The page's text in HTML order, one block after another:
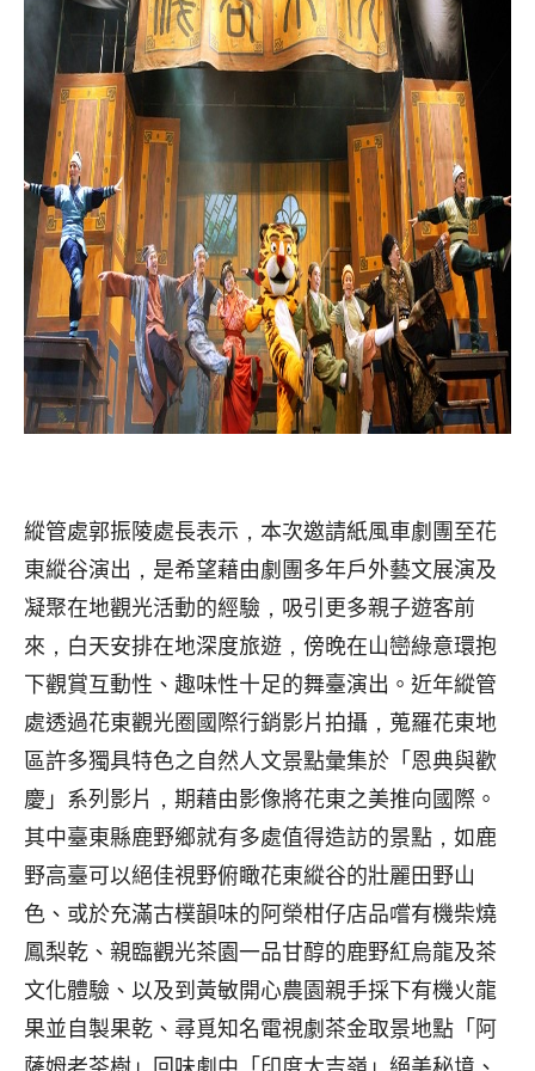
縱管處郭振陵處長表示，本次邀請紙風車劇團至花
東縱谷演出，是希望藉由劇團多年戶外藝文展演及
凝聚在地觀光活動的經驗，吸引更多親子遊客前
來，白天安排在地深度旅遊，傍晚在山巒綠意環抱
下觀賞互動性、趣味性十足的舞臺演出。近年縱管
處透過花東觀光圈國際行銷影片拍攝，蒐羅花東地
區許多獨具特色之自然人文景點彙集於「恩典與歡
慶」系列影片，期藉由影像將花東之美推向國際。
其中臺東縣鹿野鄉就有多處值得造訪的景點，如鹿
野高臺可以絕佳視野俯瞰花東縱谷的壯麗田野山
色、或於充滿古樸韻味的阿榮柑仔店品嚐有機柴燒
鳳梨乾、親臨觀光茶園一品甘醇的鹿野紅烏龍及茶
文化體驗、以及到黃敏開心農園親手採下有機火龍
果並自製果乾、尋覓知名電視劇茶金取景地點「阿